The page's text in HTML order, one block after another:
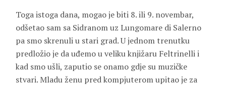
Toga istoga dana, mogao je biti 8. ili 9. novembar,
odšetao sam sa Sidranom uz Lungomare di Salerno
pa smo skrenuli u stari grad. U jednom trenutku
predložio je da uđemo u veliku knjižaru Feltrinelli i
kad smo ušli, zaputio se onamo gdje su muzičke
stvari. Mladu ženu pred kompjuterom upitao je za